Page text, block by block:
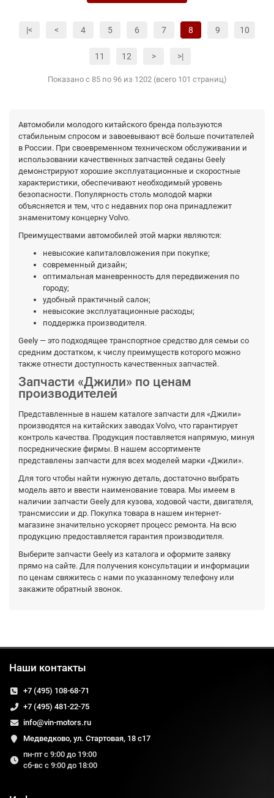
|< < 4 5 6 7 8 9 10
11 12 > >|
Показано с 85 по 96 из 1202 (всего 101 страниц)
Автомобили молодого китайского бренда пользуются
стабильным спросом и завоевывают всё больше почитателей
в России. При своевременном техническом обслуживании и
использовании качественных запчастей седаны Geely
демонстрируют хорошие эксплуатационные и скоростные
характеристики, обеспечивают необходимый уровень
безопасности. Популярность столь молодой марки
объясняется и тем, что с недавних пор она принадлежит
знаменитому концерну Volvo.
Преимуществами автомобилей этой марки являются:
невысокие капиталовложения при покупке;
современный дизайн;
оптимальная маневренность для передвижения по
городу;
удобный практичный салон;
невысокие эксплуатационные расходы;
поддержка производителя.
Geely — это подходящее транспортное средство для семьи со
средним достатком, к числу преимуществ которого можно
также отнести доступность качественных запчастей.
Запчасти «Джили» по ценам
производителей
Представленные в нашем каталоге запчасти для «Джили»
производятся на китайских заводах Volvo, что гарантирует
контроль качества. Продукция поставляется напрямую, минуя
посреднические фирмы. В нашем ассортименте
представлены запчасти для всех моделей марки «Джили».
Для того чтобы найти нужную деталь, достаточно выбрать
модель авто и ввести наименование товара. Мы имеем в
наличии запчасти Geely для кузова, ходовой части, двигателя,
трансмиссии и др. Покупка товара в нашем интернет-
магазине значительно ускоряет процесс ремонта. На всю
продукцию предоставляется гарантия производителя.
Выберите запчасти Geely из каталога и оформите заявку
прямо на сайте. Для получения консультации и информации
по ценам свяжитесь с нами по указанному телефону или
закажите обратный звонок.
Наши контакты
+7 (495) 108-68-71
+7 (495) 481-22-75
info@vin-motors.ru
Медведково, ул. Стартовая, 18 с17
пн-пт с 9:00 до 19:00
сб-вс с 9:00 до 18:00